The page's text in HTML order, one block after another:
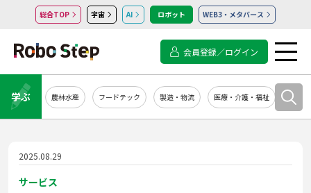
総合TOP 宇宙 AI ロボット WEB3・メタバース
会員登録／ログイン
学ぶ 農林水産 フードテック 製造・物流 医療・介護・福祉 シス
2025.08.29
サービス